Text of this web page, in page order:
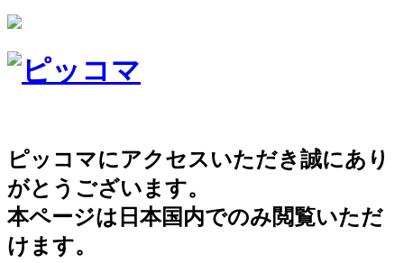
ピッコマにアクセスいただき誠にあり
がとうございます。
本ページは日本国内でのみ閲覧いただ
けます。